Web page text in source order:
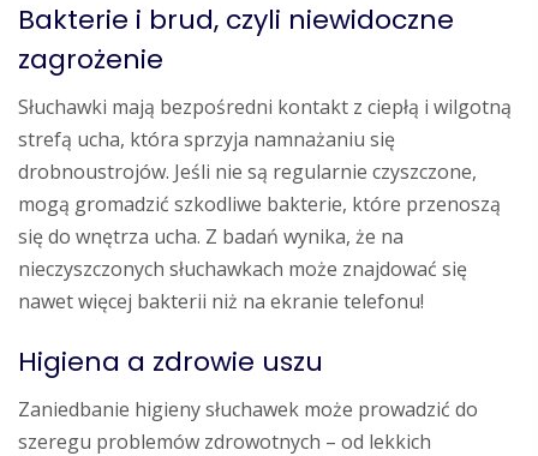
Bakterie i brud, czyli niewidoczne
zagrożenie
Słuchawki mają bezpośredni kontakt z ciepłą i wilgotną
strefą ucha, która sprzyja namnażaniu się
drobnoustrojów. Jeśli nie są regularnie czyszczone,
mogą gromadzić szkodliwe bakterie, które przenoszą
się do wnętrza ucha. Z badań wynika, że na
nieczyszczonych słuchawkach może znajdować się
nawet więcej bakterii niż na ekranie telefonu!
Higiena a zdrowie uszu
Zaniedbanie higieny słuchawek może prowadzić do
szeregu problemów zdrowotnych – od lekkich